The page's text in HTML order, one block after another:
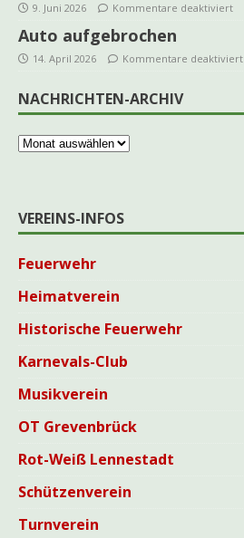
9. Juni 2026 Kommentare deaktiviert
Auto aufgebrochen
14. April 2026 Kommentare deaktiviert
NACHRICHTEN-ARCHIV
VEREINS-INFOS
Feuerwehr
Heimatverein
Historische Feuerwehr
Karnevals-Club
Musikverein
OT Grevenbrück
Rot-Weiß Lennestadt
Schützenverein
Turnverein